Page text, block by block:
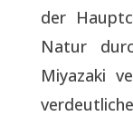
der
Natur
Miyazaki